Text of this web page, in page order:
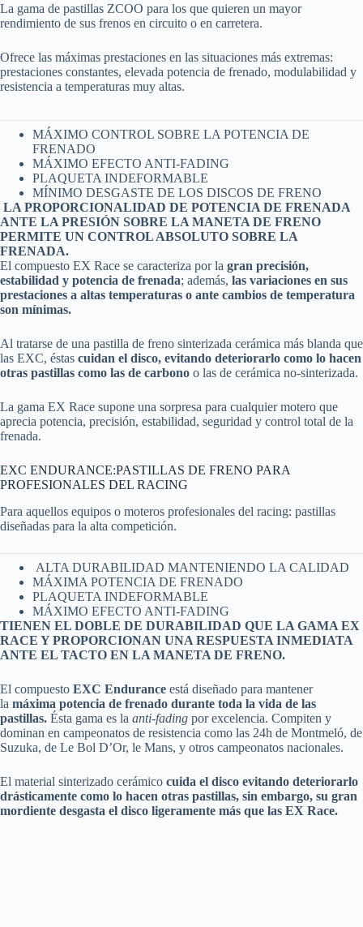
La gama de pastillas ZCOO para los que quieren un mayor
rendimiento de sus frenos en circuito o en carretera.
Ofrece las máximas prestaciones en las situaciones más extremas:
prestaciones constantes, elevada potencia de frenado, modulabilidad y
resistencia a temperaturas muy altas.
MÁXIMO CONTROL SOBRE LA POTENCIA DE
FRENADO
MÁXIMO EFECTO ANTI-FADING
PLAQUETA INDEFORMABLE
MÍNIMO DESGASTE DE LOS DISCOS DE FRENO
LA PROPORCIONALIDAD DE POTENCIA DE FRENADA
ANTE LA PRESIÓN SOBRE LA MANETA DE FRENO
PERMITE UN CONTROL ABSOLUTO SOBRE LA
FRENADA.
El compuesto EX Race se caracteriza por la gran precisión,
estabilidad y potencia de frenada; además, las variaciones en sus
prestaciones a altas temperaturas o ante cambios de temperatura
son mínimas.
Al tratarse de una pastilla de freno sinterizada cerámica más blanda que
las EXC, éstas cuidan el disco, evitando deteriorarlo como lo hacen
otras pastillas como las de carbono o las de cerámica no-sinterizada.
La gama EX Race supone una sorpresa para cualquier motero que
aprecia potencia, precisión, estabilidad, seguridad y control total de la
frenada.
EXC ENDURANCE:PASTILLAS DE FRENO PARA
PROFESIONALES DEL RACING
Para aquellos equipos o moteros profesionales del racing: pastillas
diseñadas para la alta competición.
ALTA DURABILIDAD MANTENIENDO LA CALIDAD
MÁXIMA POTENCIA DE FRENADO
PLAQUETA INDEFORMABLE
MÁXIMO EFECTO ANTI-FADING
TIENEN EL DOBLE DE DURABILIDAD QUE LA GAMA EX
RACE Y PROPORCIONAN UNA RESPUESTA INMEDIATA
ANTE EL TACTO EN LA MANETA DE FRENO.
El compuesto EXC Endurance está diseñado para mantener
la máxima potencia de frenado durante toda la vida de las
pastillas. Ésta gama es la anti-fading por excelencia. Compiten y
dominan en campeonatos de resistencia como las 24h de Montmeló, de
Suzuka, de Le Bol D’Or, le Mans, y otros campeonatos nacionales.
El material sinterizado cerámico cuida el disco evitando deteriorarlo
drásticamente como lo hacen otras pastillas, sin embargo, su gran
mordiente desgasta el disco ligeramente más que las EX Race.